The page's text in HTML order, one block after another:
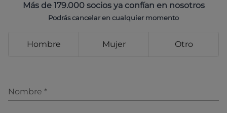
Más de 179.000 socios ya confían en nosotros
Podrás cancelar en cualquier momento
Hombre Mujer Otro
Nombre *